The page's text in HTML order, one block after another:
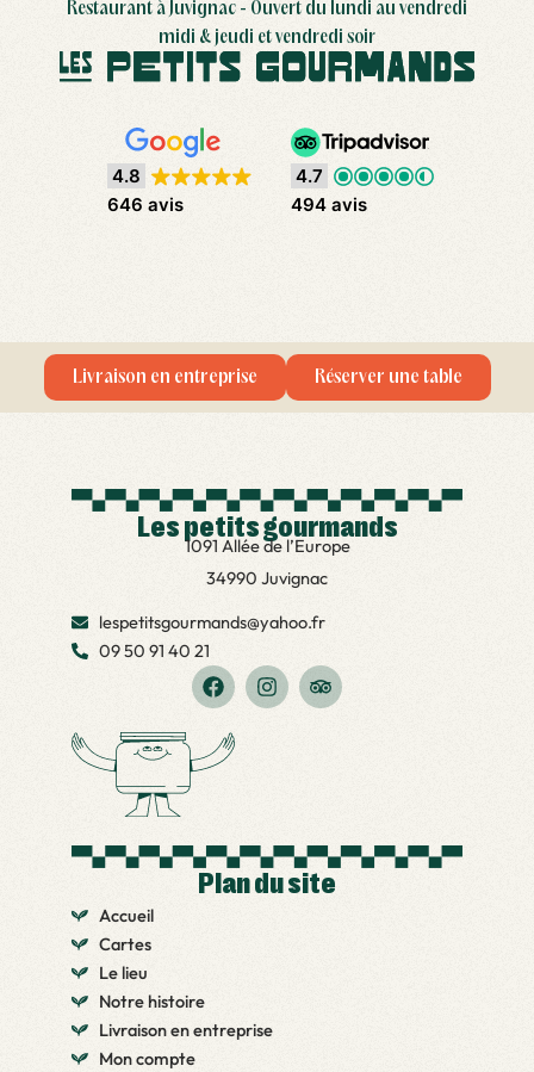
Restaurant à Juvignac - Ouvert du lundi au vendredi
midi & jeudi et vendredi soir
4.8
646 avis
4.7
494 avis
Livraison en entreprise Réserver une table
Les petits gourmands
1091 Allée de l’Europe
34990 Juvignac
lespetitsgourmands@yahoo.fr
09 50 91 40 21
F
a
e
b
I
n
m
T
r
s
o
r
Plan du site
Accueil
Cartes
Le lieu
Notre histoire
Livraison en entreprise
Mon compte